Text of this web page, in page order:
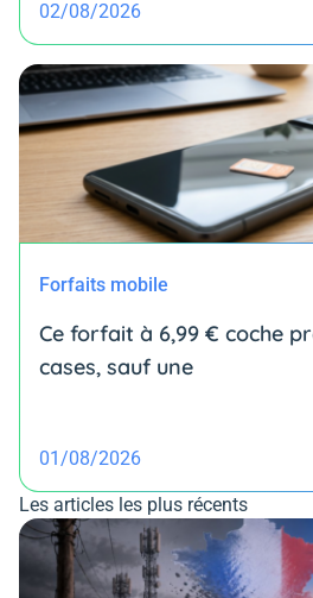
02/08/2026
Forfaits mobile
Ce forfait à 6,99 € coche
cases, sauf une
01/08/2026
Les articles les plus récents